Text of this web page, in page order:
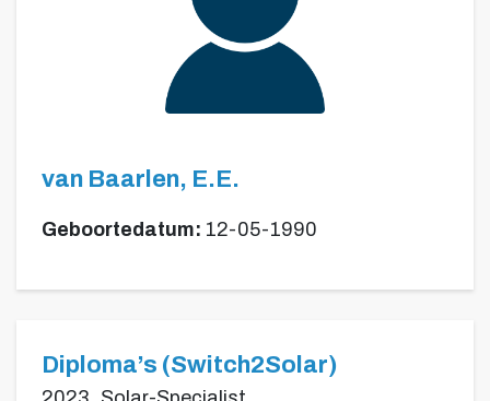
van Baarlen, E.E.
Geboortedatum: 12-05-1990
Diploma’s (Switch2Solar)